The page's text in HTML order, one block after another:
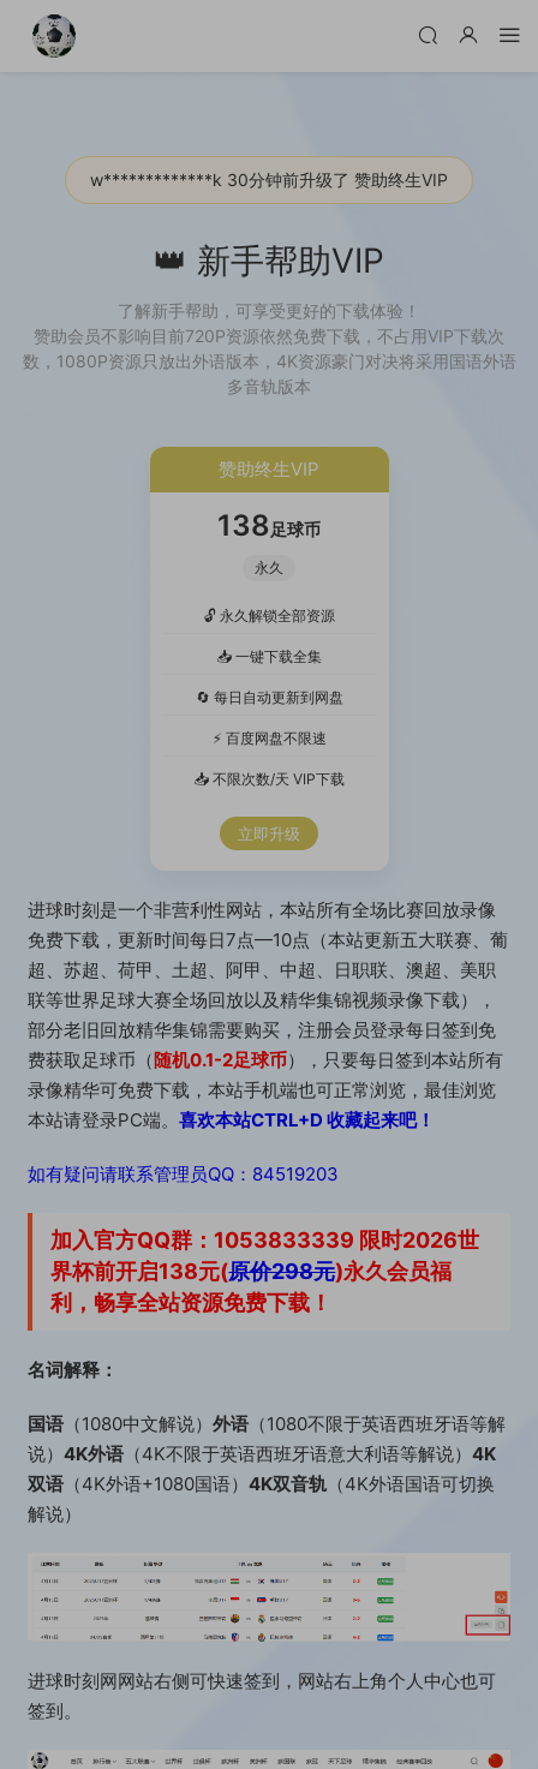
w*************k 30分钟前升级了 赞助终生VIP
w*************f 2天前升级了 体验VIP
w*************Y 2天前升级了 体验VIP
w*************V 2天前升级了 体验VIP
w*************H 1个小时前升级了 体验VIP
w*************M 10分钟前升级了 体验VIP
w*************K 20分钟前升级了 体验VIP
w*************- 5天前升级了 赞助包月VIP
w*************Y 10分钟前升级了 体验VIP
w*************Q 3天前升级了 体验VIP
w*************2 5天前升级了 体验VIP
w*************u 20分钟前升级了 体验VIP
w*************c 30分钟前升级了 体验VIP
w*************- 3天前升级了 体验VIP
w*************Z 1周前升级了 赞助终生VIP
8******3 2天前升级了 赞助包月VIP
👑 新手帮助VIP
了解新手帮助，可享受更好的下载体验！
赞助会员不影响目前720P资源依然免费下载，不占用VIP下载次
数，1080P资源只放出外语版本，4K资源豪门对决将采用国语外语
多音轨版本
赞助终生VIP
138足球币
永久
🔓 永久解锁全部资源
📥 一键下载全集
🔄 每日自动更新到网盘
⚡ 百度网盘不限速
📥 不限次数/天 VIP下载
立即升级
进球时刻是一个非营利性网站，本站所有全场比赛回放录像
免费下载，更新时间每日7点—10点（本站更新五大联赛、葡
超、苏超、荷甲、土超、阿甲、中超、日职联、澳超、美职
联等世界足球大赛全场回放以及精华集锦视频录像下载），
部分老旧回放精华集锦需要购买，注册会员登录每日签到免
费获取足球币（随机0.1-2足球币），只要每日签到本站所有
录像精华可免费下载，本站手机端也可正常浏览，最佳浏览
本站请登录PC端。喜欢本站CTRL+D 收藏起来吧！
如有疑问请联系管理员QQ：84519203
加入官方QQ群：1053833339 限时2026世
界杯前开启138元(原价298元)永久会员福
利，畅享全站资源免费下载！
名词解释：
国语 （1080中文解说）外语 （1080不限于英语西班牙语等解
说）4K外语 （4K不限于英语西班牙语意大利语等解说）4K
双语 （4K外语+1080国语）4K双音轨 （4K外语国语可切换
解说）
进球时刻网网站右侧可快速签到，网站右上角个人中心也可
签到。